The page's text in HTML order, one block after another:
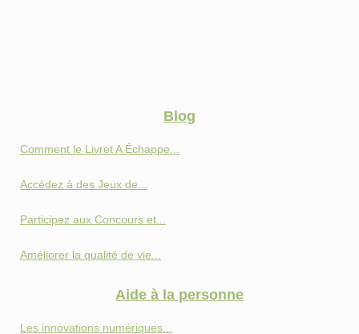
Blog
Comment le Livret A Échappe...
Accédez à des Jeux de...
Participez aux Concours et...
Améliorer la qualité de vie...
Aide à la personne
Les innovations numériques...